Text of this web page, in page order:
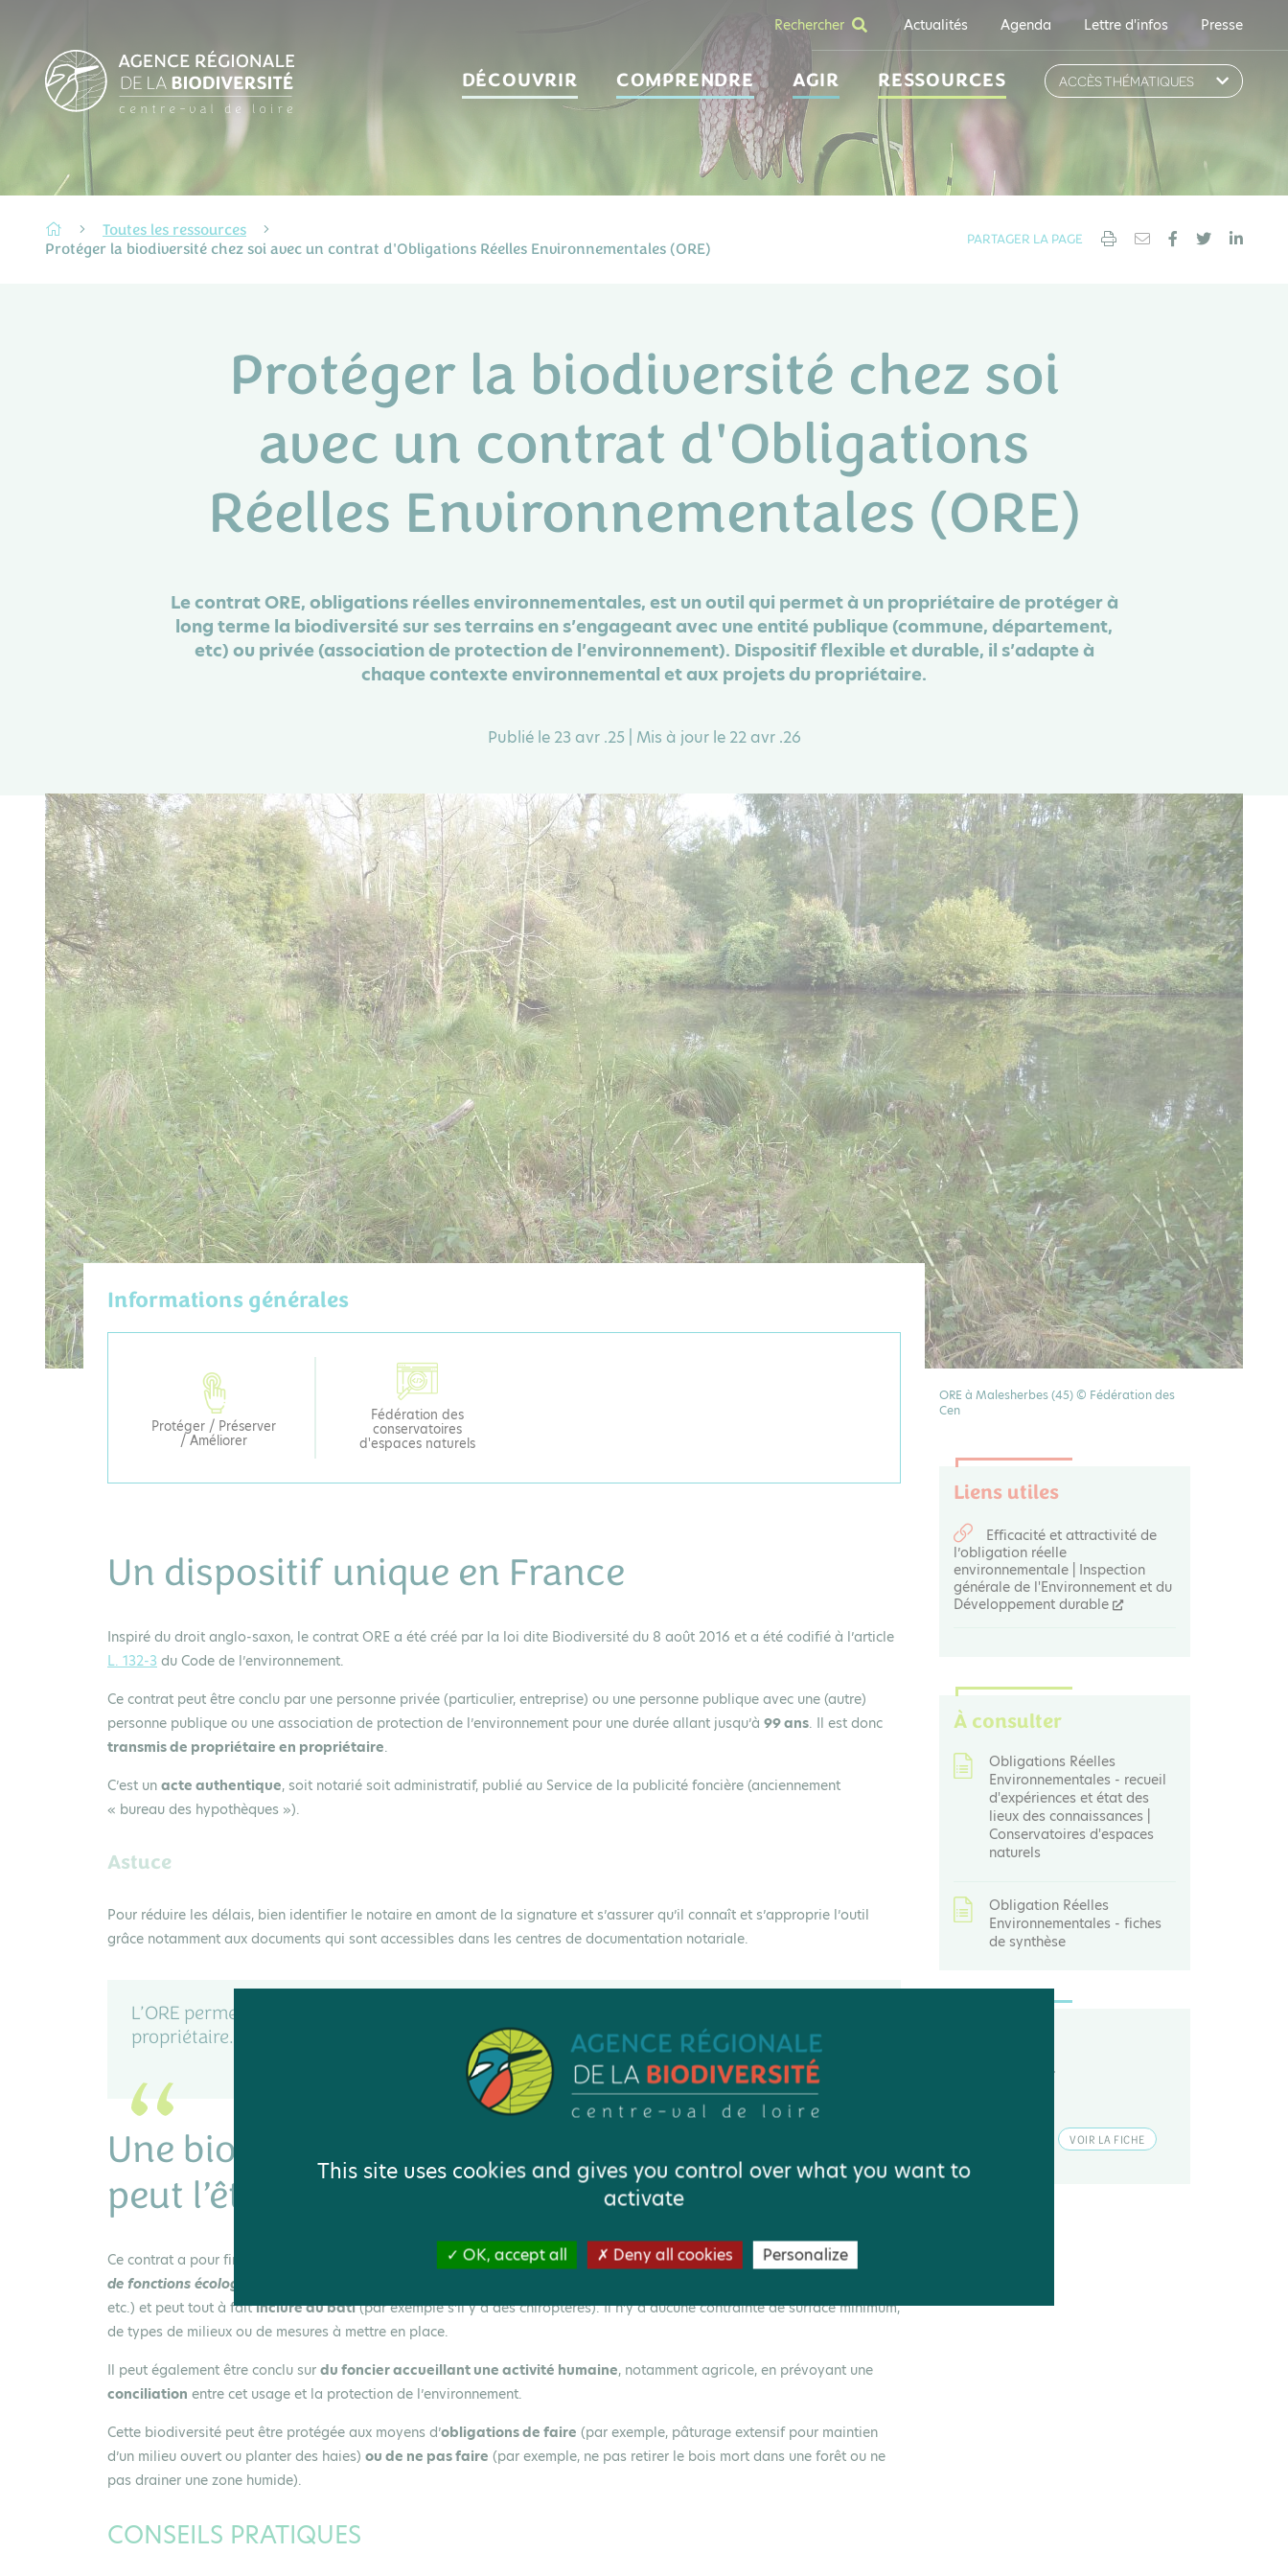
Rechercher Actualités Agenda Lettre d'infos Presse
DÉCOUVRIR COMPRENDRE AGIR RESSOURCES ACCÈS THÉMATIQUES
Toutes les ressources
Protéger la biodiversité chez soi avec un contrat d'Obligations Réelles Environnementales (ORE)
PARTAGER LA PAGE
Protéger la biodiversité chez soi
avec un contrat d'Obligations
Réelles Environnementales (ORE)
Le contrat ORE, obligations réelles environnementales, est un outil qui permet à un propriétaire de protéger à
long terme la biodiversité sur ses terrains en s’engageant avec une entité publique (commune, département,
etc) ou privée (association de protection de l’environnement). Dispositif flexible et durable, il s’adapte à
chaque contexte environnemental et aux projets du propriétaire.
Publié le 23 avr .25 | Mis à jour le 22 avr .26
Informations générales
Protéger / Préserver
/ Améliorer
Fédération des
conservatoires
d'espaces naturels
Un dispositif unique en France
Inspiré du droit anglo-saxon, le contrat ORE a été créé par la loi dite Biodiversité du 8 août 2016 et a été codifié à l’article
L. 132-3 du Code de l’environnement.
Ce contrat peut être conclu par une personne privée (particulier, entreprise) ou une personne publique avec une (autre)
personne publique ou une association de protection de l’environnement pour une durée allant jusqu’à 99 ans. Il est donc
transmis de propriétaire en propriétaire.
C’est un acte authentique, soit notarié soit administratif, publié au Service de la publicité foncière (anciennement
« bureau des hypothèques »).
Astuce
Pour réduire les délais, bien identifier le notaire en amont de la signature et s’assurer qu’il connaît et s’approprie l’outil
grâce notamment aux documents qui sont accessibles dans les centres de documentation notariale.
L’ORE permet de concilier protection de l’environnement et usages de son foncier par le
propriétaire.
Une biodiversité à protéger partout où elle
peut l’être
Ce contrat a pour finalité «
le maintien, la conservation, la gestion ou la restauration d’éléments de la biodiversité ou
de fonctions écologiques
etc.) et peut tout à faitinclure du bâti(par exemple s’il y a des chiroptères). Il n’y a aucune contrainte de surface minimum,
de types de milieux ou de mesures à mettre en place.
Il peut également être conclu sur du foncier accueillant une activité humaine, notamment agricole, en prévoyant une
conciliation entre cet usage et la protection de l’environnement.
Cette biodiversité peut être protégée aux moyens d’obligations de faire (par exemple, pâturage extensif pour maintien
d’un milieu ouvert ou planter des haies) ou de ne pas faire (par exemple, ne pas retirer le bois mort dans une forêt ou ne
pas drainer une zone humide).
CONSEILS PRATIQUES
ORE à Malesherbes (45) © Fédération des
Cen
Liens utiles
Efficacité et attractivité de
l’obligation réelle
environnementale | Inspection
générale de l'Environnement et du
Développement durable
À consulter
Obligations Réelles
Environnementales - recueil
d'expériences et état des
lieux des connaissances |
Conservatoires d'espaces
naturels
Obligation Réelles
Environnementales - fiches
de synthèse
Service foncier
VOIR LA FICHE
This site uses cookies and gives you control over what you want to
activate
OK, accept all Deny all cookies Personalize